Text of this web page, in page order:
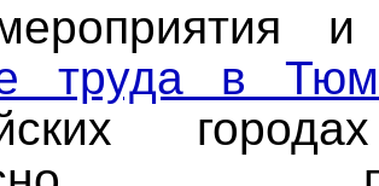
труда в